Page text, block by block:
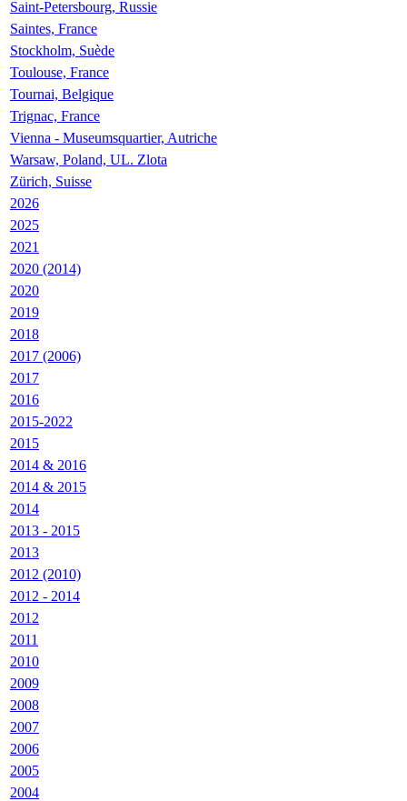
Saint-Petersbourg, Russie
Saintes, France
Stockholm, Suède
Toulouse, France
Tournai, Belgique
Trignac, France
Vienna - Museumsquartier, Autriche
Warsaw, Poland, UL. Zlota
Zürich, Suisse
2026
2025
2021
2020 (2014)
2020
2019
2018
2017 (2006)
2017
2016
2015-2022
2015
2014 & 2016
2014 & 2015
2014
2013 - 2015
2013
2012 (2010)
2012 - 2014
2012
2011
2010
2009
2008
2007
2006
2005
2004